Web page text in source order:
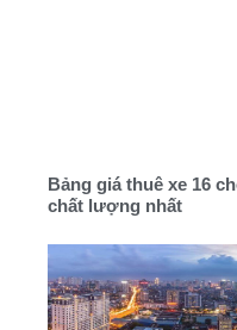
Bảng giá thuê xe 16
chất lượng nhất